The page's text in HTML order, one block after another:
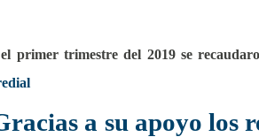
primer trimestre del 2019 se
a su apoyo los